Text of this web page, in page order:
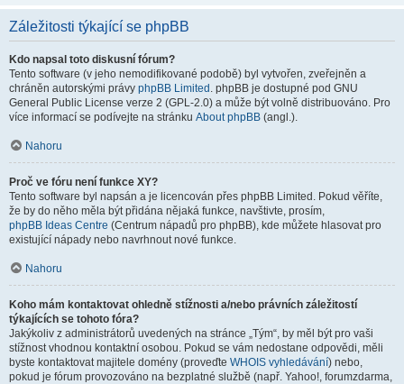
Záležitosti týkající se phpBB
Kdo napsal toto diskusní fórum?
Tento software (v jeho nemodifikované podobě) byl vytvořen, zveřejněn a
chráněn autorskými právy phpBB Limited . phpBB je dostupné pod GNU
General Public License verze 2 (GPL-2.0) a může být volně distribuováno. Pro
více informací se podívejte na stránku About phpBB (angl.).
Nahoru
Proč ve fóru není funkce XY?
Tento software byl napsán a je licencován přes phpBB Limited. Pokud věříte,
že by do něho měla být přidána nějaká funkce, navštivte, prosím,
phpBB Ideas Centre (Centrum nápadů pro phpBB), kde můžete hlasovat pro
existující nápady nebo navrhnout nové funkce.
Nahoru
Koho mám kontaktovat ohledně stížnosti a/nebo právních záležitostí
týkajících se tohoto fóra?
Jakýkoliv z administrátorů uvedených na stránce „Tým“, by měl být pro vaši
stížnost vhodnou kontaktní osobou. Pokud se vám nedostane odpovědi, měli
byste kontaktovat majitele domény (proveďte WHOIS vyhledávání) nebo,
pokud je fórum provozováno na bezplatné službě (např. Yahoo!, forumzdarma,